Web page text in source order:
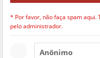
* Por favor, não faça spam aqui.
pelo administrador.
Anônimo